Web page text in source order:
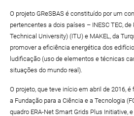
O projeto GReSBAS é constituído por um
pertencentes a dois países – INESC TEC, de
Technical University) (ITU) e MAKEL, da
promover a eficiência energética dos
ludificação (uso de elementos e técnicas
situações do mundo real).
O projeto, que teve início em abril de 2016,
a Fundação para a Ciência e a Tecnologia
quadro ERA-Net Smart Grids Plus Initiative,